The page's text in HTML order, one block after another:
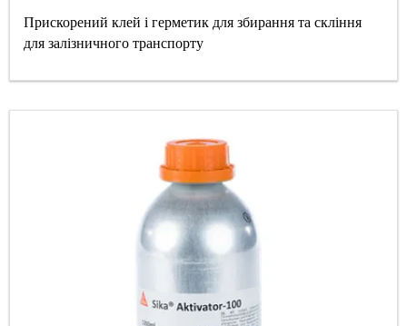
Прискорений клей і герметик для збирання та скління
для залізничного транспорту